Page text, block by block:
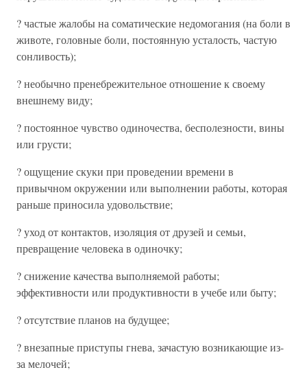
? частые жалобы на соматические недомогания (на боли в
животе, головные боли, постоянную усталость, частую
сонливость);
? необычно пренебрежительное отношение к своему
внешнему виду;
? постоянное чувство одиночества, бесполезности, вины
или грусти;
? ощущение скуки при проведении времени в
привычном окружении или выполнении работы, которая
раньше приносила удовольствие;
? уход от контактов, изоляция от друзей и семьи,
превращение человека в одиночку;
? снижение качества выполняемой работы;
эффективности или продуктивности в учебе или быту;
? отсутствие планов на будущее;
? внезапные приступы гнева, зачастую возникающие из-
за мелочей;